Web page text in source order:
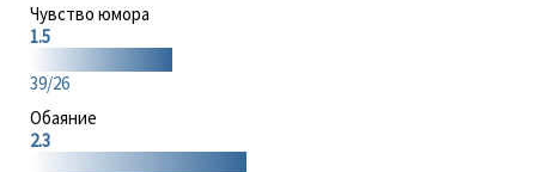
Чувство юмора
1.5
39/26
Обаяние
2.3